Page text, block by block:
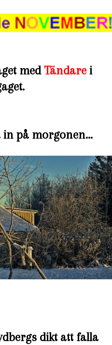
medTändarei
på morgonen…
dikt att falla